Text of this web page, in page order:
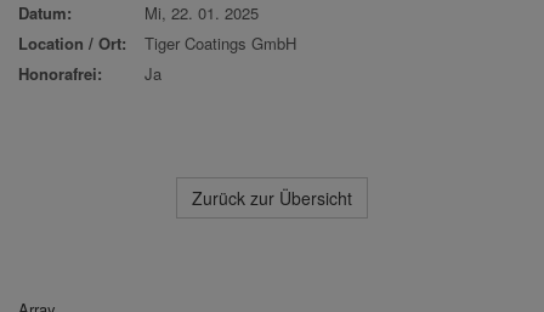
Datum:
Mi, 22. 01. 2025
Location / Ort:
Tiger Coatings GmbH
Honorafrei:
Ja
Zurück zur Übersicht